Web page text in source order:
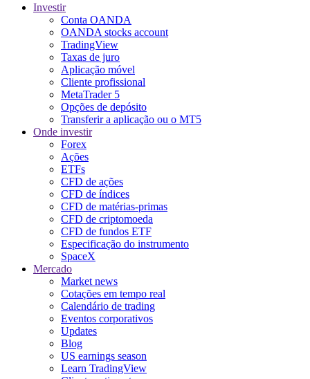
Investir
Conta OANDA
OANDA stocks account
TradingView
Taxas de juro
Aplicação móvel
Cliente profissional
MetaTrader 5
Opções de depósito
Transferir a aplicação ou o MT5
Onde investir
Forex
Ações
ETFs
CFD de ações
CFD de índices
CFD de matérias-primas
CFD de criptomoeda
CFD de fundos ETF
Especificação do instrumento
SpaceX
Mercado
Market news
Cotações em tempo real
Calendário de trading
Eventos corporativos
Updates
Blog
US earnings season
Learn TradingView